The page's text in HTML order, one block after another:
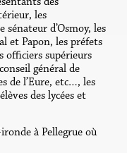
les
d’Osmoy, les
et Papon, les préfets
officiers supérieurs
général de
de l’Eure, etc…, les
des lycées et
à Pellegrue où